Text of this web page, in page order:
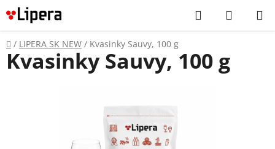
Prejsť
na
obsah
Hľadať
KOŠÍK
Domov
/ LIPERA SK NEW / Kvasinky Sauvy, 100 g
Kvasinky Sauvy, 100 g